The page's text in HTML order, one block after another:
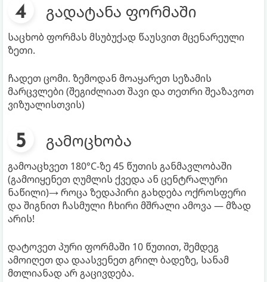
გადატანა ფორმაში
საცხობ ფორმას მსუბუქად წაუსვით მცენარეული
ზეთი.
ჩადეთ ცომი. ზემოდან მოაყარეთ სეზამის
მარცვლები (შეგიძლიათ შავი და თეთრი შეაზავოთ
ვიზუალისთვის)
გამოცხობა
გამოაცხვეთ 180°C-ზე 45 წუთის განმავლობაში
(გამოიყენეთ ღუმლის ქვედა ან ცენტრალური
ნაწილი)→ როცა ზედაპირი გახდება ოქროსფერი
და შიგნით ჩასმული ჩხირი მშრალი ამოვა — მზად
არის!
დატოვეთ პური ფორმაში 10 წუთით, შემდეგ
ამოიღეთ და დაასვენეთ გრილ ბადეზე, სანამ
მთლიანად არ გაცივდება.